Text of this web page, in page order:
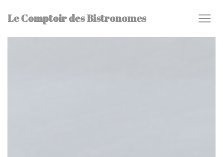
Le Comptoir des Bistronomes